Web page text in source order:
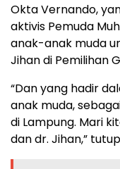
Okta Vernando,
aktivis Pemuda
anak-anak muda
Jihan di Pemilihan
“Dan yang hadir
anak muda,
di Lampung. Mari
dan dr. Jihan,”